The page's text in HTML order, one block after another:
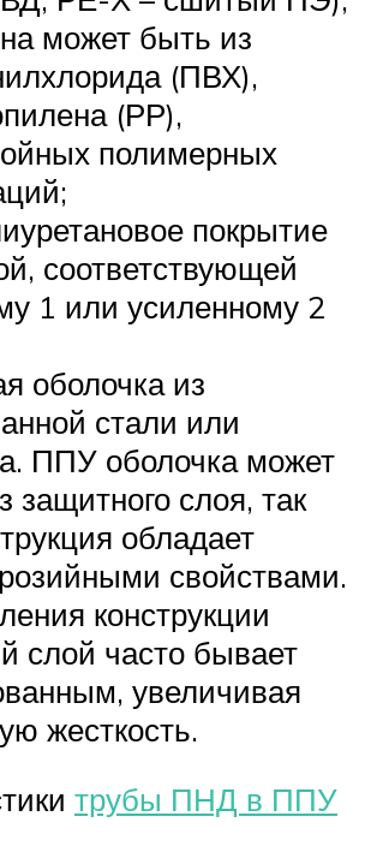
может быть из
(ПВХ),
(РР),
полимерных
покрытие
соответствующей
1 или усиленному 2
оболочка из
стали или
ППУ оболочка может
защитного слоя, так
обладает
свойствами.
конструкции
слой часто бывает
увеличивая
жесткость.
трубы ПНД в ППУ